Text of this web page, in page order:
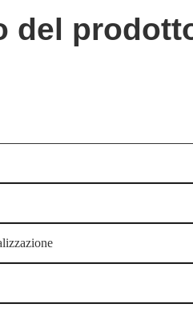
del